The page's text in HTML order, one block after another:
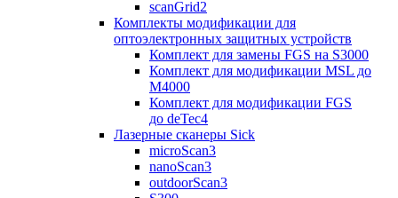
scanGrid2
Комплекты модификации для
оптоэлектронных защитных устройств
Комплект для замены FGS на S3000
Комплект для модификации MSL до
M4000
Комплект для модификации FGS
до deTec4
Лазерные сканеры Sick
microScan3
nanoScan3
outdoorScan3